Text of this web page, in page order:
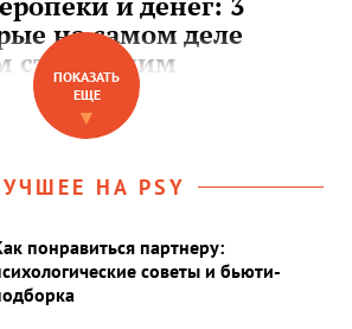
на самом деле
стареющим
ПОКАЗАТЬ
ЕЩЕ
▼
НА PSY
понравиться партнеру:
советы и бьюти-